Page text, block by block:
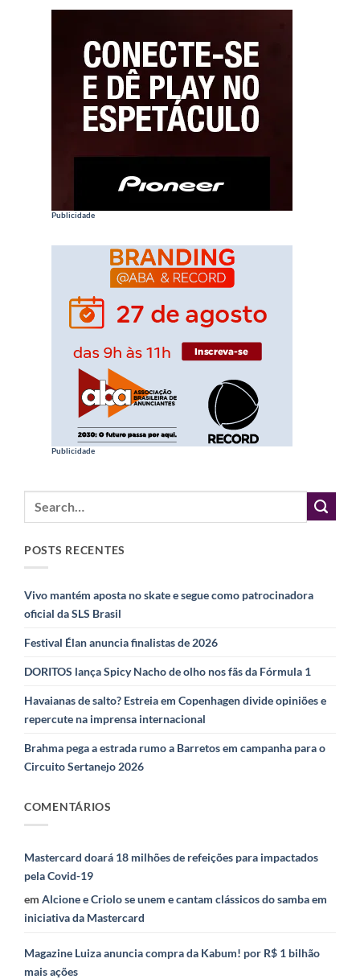
Publicidade
Publicidade
POSTS RECENTES
Vivo mantém aposta no skate e segue como patrocinadora
oficial da SLS Brasil
Festival Élan anuncia finalistas de 2026
DORITOS lança Spicy Nacho de olho nos fãs da Fórmula 1
Havaianas de salto? Estreia em Copenhagen divide opiniões e
repercute na imprensa internacional
Brahma pega a estrada rumo a Barretos em campanha para o
Circuito Sertanejo 2026
COMENTÁRIOS
Mastercard doará 18 milhões de refeições para impactados
pela Covid-19
em Alcione e Criolo se unem e cantam clássicos do samba em
iniciativa da Mastercard
Magazine Luiza anuncia compra da Kabum! por R$ 1 bilhão
mais ações